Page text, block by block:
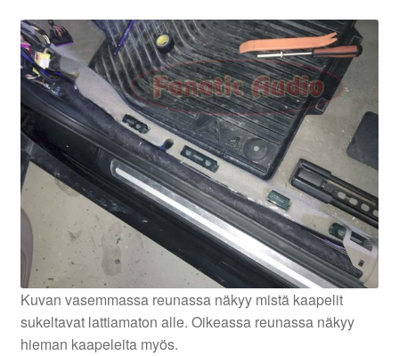
Kuvan vasemmassa reunassa näkyy mistä kaapelit
sukeltavat lattiamaton alle. Oikeassa reunassa näkyy
hieman kaapeleita myös.